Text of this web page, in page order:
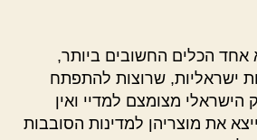
אחד הכלים החשובים ביותר,
ישראליות, שרוצות להתפתח
הישראלי מצומצם למדיי ואין
את מוצריהן למדינות הסובבות